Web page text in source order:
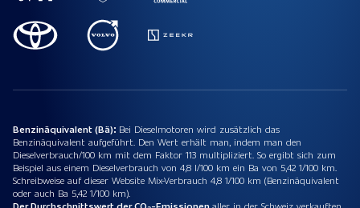
Benzinäquivalent (Bä): Bei Dieselmotoren wird zusätzlich das
Benzinäquivalent aufgeführt. Den Wert erhält man, indem man den
Dieselverbrauch/100 km mit dem Faktor 113 multipliziert. So ergibt sich zum
Beispiel aus einem Dieselverbrauch von 4,8 l/100 km ein Ba von 5,42 1/100 km.
Schreibweise auf dieser Website Mix-Verbrauch 4,8 1/100 km (Benzinäquivalent
oder auch Ba 5,42 1/100 km).
Der Durchschnittswert der CO₂-Emissionenaller in der Schweiz verkauften